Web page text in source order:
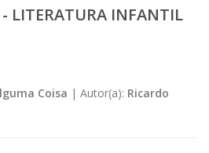
LITERATURA INFANTIL
Coisa | Autor(a): Ricardo